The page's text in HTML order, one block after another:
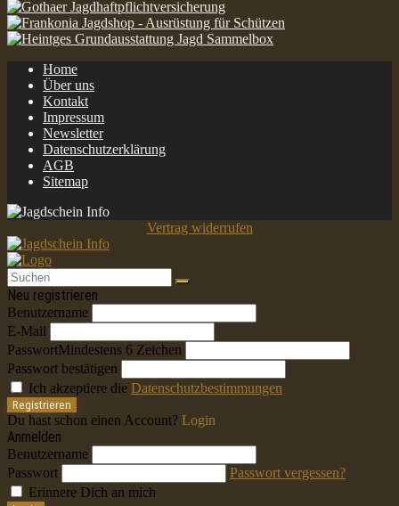
Home
Über uns
Kontakt
Impressum
Newsletter
Datenschutzerklärung
AGB
Sitemap
Vertrag widerrufen
Neu registrieren
Benutzername
E-Mail
PasswortMindestens 6 Zeichen
Passwort bestätigen
Ich akzeptiere die Datenschutzbestimmungen
Registrieren
Du hast schon einen Account? Login
Anmelden
Benutzername
Passwort
Passwort vergessen?
Erinnere Dich an mich